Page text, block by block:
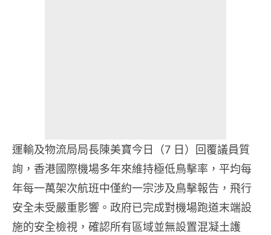
運輸及物流局局長陳美寶今日（7 日）回覆議員質
詢，香港國際機場多年來維持極低鳥擊率，平均每
年每一萬架次航班中僅約一宗涉及鳥擊報告，飛行
安全未受嚴重影響。政府已完成對機場跑道末端設
施的安全檢視，確認所有區域並無設置混凝土護